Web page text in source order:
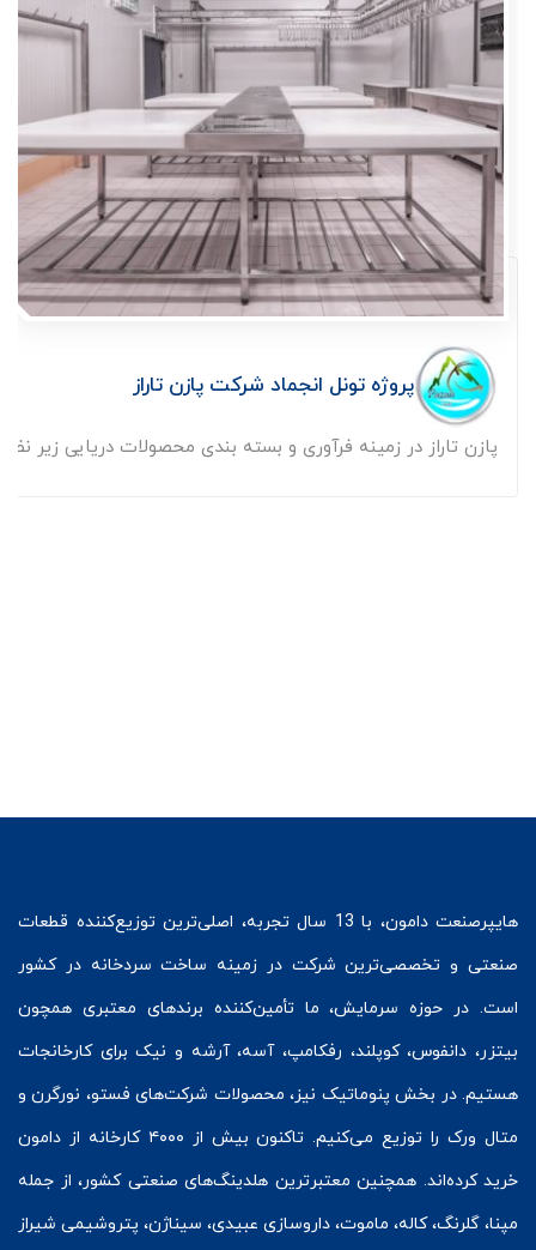
پروژه تونل انجماد شرکت پازن تاراز
پازن تاراز در زمینه فرآوری و بسته بندی محصولات دریایی زیر نظر
هایپرصنعت
دامون، با 13 سال تجربه، اصلی‌ترین توزیع‌کننده قطعات
صنعتی و تخصصی‌ترین شرکت در زمینه ساخت سردخانه در کشور
است. در حوزه سرمایش، ما تأمین‌کننده برندهای معتبری همچون
بیتزر، دانفوس،کوپلند، رفکامپ، آسه، آرشه و نیک برای کارخانجات
هستیم. در بخش پنوماتیک نیز، محصولات شرکت‌های فستو، نورگرن و
متال ورک
را توزیع می‌کنیم. تاکنون بیش از ۴۰۰۰ کارخانه از دامون
خرید کرده‌اند. همچنین معتبرترین هلدینگ‌های صنعتی کشور، از جمله
مپنا، گلرنگ، کاله، ماموت، داروسازی عبیدی، سیناژن، پتروشیمی شیراز